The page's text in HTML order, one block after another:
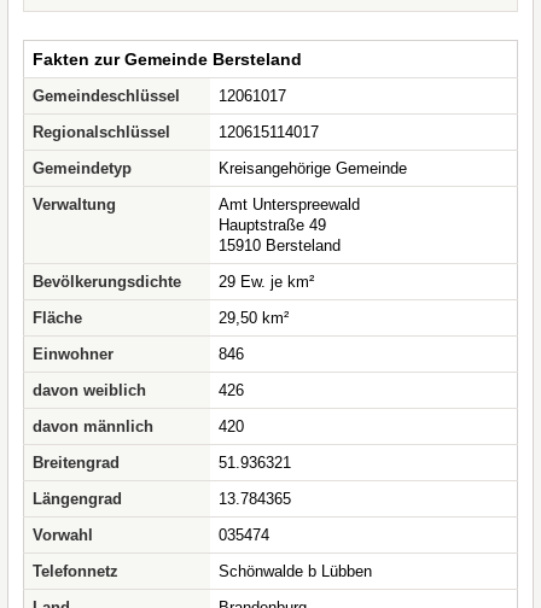
Fakten zur Gemeinde Bersteland
Gemeindeschlüssel
12061017
Regionalschlüssel
120615114017
Gemeindetyp
Kreisangehörige Gemeinde
Verwaltung
Amt Unterspreewald
Hauptstraße 49
15910 Bersteland
Bevölkerungsdichte
29 Ew. je km²
Fläche
29,50 km²
Einwohner
846
davon weiblich
426
davon männlich
420
Breitengrad
51.936321
Längengrad
13.784365
Vorwahl
035474
Telefonnetz
Schönwalde b Lübben